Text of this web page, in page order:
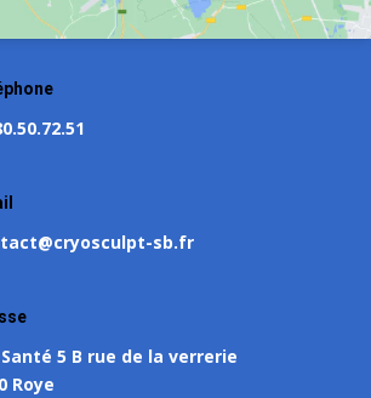
sb.fr
5 B rue de la verrerie
Roye